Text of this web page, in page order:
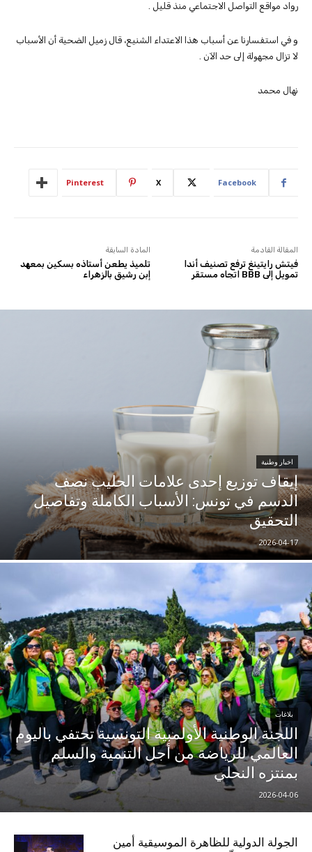
رواد مواقع التواصل الاجتماعي منذ قليل .
و في استفسارنا عن أسباب هذا الاعتداء الشنيع، قال زميل الضحية أن الأسباب
لا تزال مجهولة إلى حد الآن .
نهال محمد
Facebook
X
Pinterest
المادة السابقة
تلميذ يطعن أستاذه بسكين بمعهد
إبن رشيق بالزهراء
المقالة القادمة
فيتش رايتينغ ترفع تصنيف أندا
تمويل إلى BBB اتجاه مستقر
اخبار وطنية
إيقاف توزيع إحدى علامات الحليب نصف
الدسم في تونس: الأسباب الكاملة وتفاصيل
التحقيق
2026-04-17
بلاغات
اللجنة الوطنية الأولمبية التونسية تحتفي باليوم
العالمي للرياضة من أجل التنمية والسلم
بمنتزه النحلي
2026-04-06
الجولة الدولية للظاهرة الموسيقية أمين